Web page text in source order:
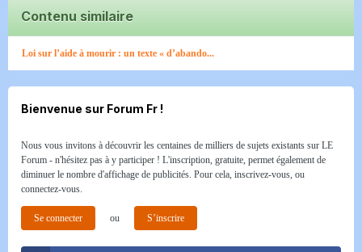
Contenu similaire
Loi sur l’aide à mourir : un texte « d’abando...
Bienvenue sur Forum Fr !
Nous vous invitons à découvrir les centaines de milliers de sujets existants sur LE
Forum - n'hésitez pas à y participer ! L'inscription, gratuite, permet également de
diminuer le nombre d'affichage de publicités. Pour cela, inscrivez-vous, ou
connectez-vous.
Se connecter ou S’inscrire